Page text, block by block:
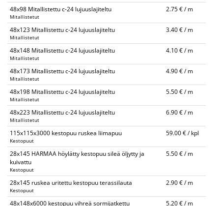
48x98 Mitallistettu c-24 lujuuslajiteltu
Mitallistetut
2.75 € / m
48x123 Mitallistettu c-24 lujuuslajiteltu
Mitallistetut
3.40 € / m
48x148 Mitallistettu c-24 lujuuslajiteltu
Mitallistetut
4.10 € / m
48x173 Mitallistettu c-24 lujuuslajiteltu
Mitallistetut
4.90 € / m
48x198 Mitallistettu c-24 lujuuslajiteltu
Mitallistetut
5.50 € / m
48x223 Mitallistettu c-24 lujuuslajiteltu
Mitallistetut
6.90 € / m
115x115x3000 kestopuu ruskea liimapuu
Kestopuut
59.00 € / kpl
28x145 HARMAA höylätty kestopuu sileä öljytty ja
kuivattu
Kestopuut
5.50 € / m
28x145 ruskea uritettu kestopuu terassilauta
Kestopuut
2.90 € / m
48x148x6000 kestopuu vihreä sormijatkettu 5.20 € / m